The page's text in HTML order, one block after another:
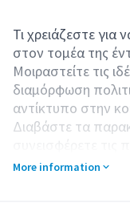
Τι χρειάζεστε για
στον τομέα της
Μοιραστείτε τις
διαμόρφωση
αντίκτυπο στην
Διαβάστε τα
Πώς ένα πλαίσιο
More information